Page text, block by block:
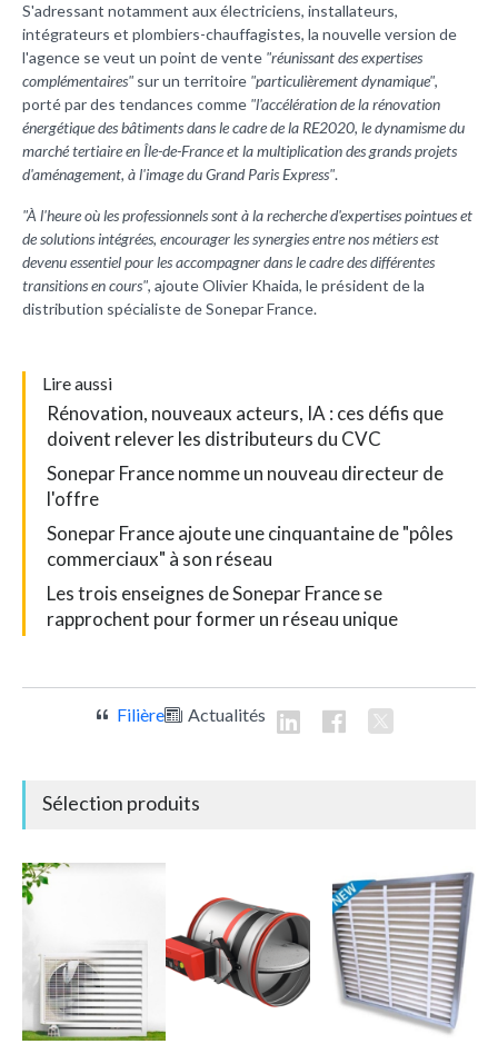
S'adressant notamment aux électriciens, installateurs,
intégrateurs et plombiers-chauffagistes, la nouvelle version de
l'agence se veut un point de vente "réunissant des expertises
complémentaires" sur un territoire "particulièrement dynamique",
porté par des tendances comme "l'accélération de la rénovation
énergétique des bâtiments dans le cadre de la RE2020, le dynamisme du
marché tertiaire en Île-de-France et la multiplication des grands projets
d'aménagement, à l'image du Grand Paris Express".
"À l'heure où les professionnels sont à la recherche d'expertises pointues et
de solutions intégrées, encourager les synergies entre nos métiers est
devenu essentiel pour les accompagner dans le cadre des différentes
transitions en cours", ajoute Olivier Khaida, le président de la
distribution spécialiste de Sonepar France.
Lire aussi
Rénovation, nouveaux acteurs, IA : ces défis que
doivent relever les distributeurs du CVC
Sonepar France nomme un nouveau directeur de
l'offre
Sonepar France ajoute une cinquantaine de "pôles
commerciaux" à son réseau
Les trois enseignes de Sonepar France se
rapprochent pour former un réseau unique
Filière Actualités
Sélection produits